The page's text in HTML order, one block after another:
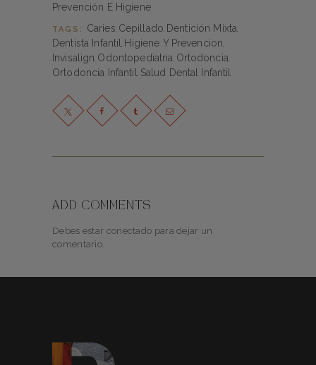
Prevención E Higiene
TAGS: Caries Cepillado Dentición Mixta
Dentista Infantil Higiene Y Prevencion
Invisalign Odontopediatria Ortodoncia
Ortodoncia Infantil Salud Dental Infantil
ADD COMMENTS
Debes estar conectado para dejar un
comentario.